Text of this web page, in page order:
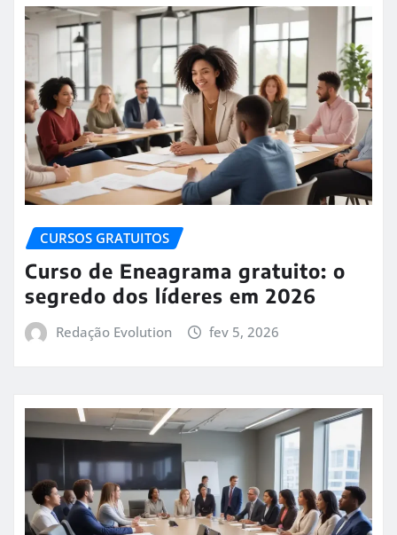
CURSOS GRATUITOS
Curso de Eneagrama gratuito: o
segredo dos líderes em 2026
Redação Evolution fev 5, 2026